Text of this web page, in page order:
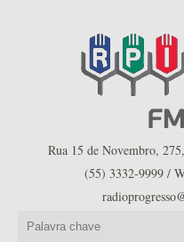
Rua 15 de Novembro,
(55) 3332-9999 /